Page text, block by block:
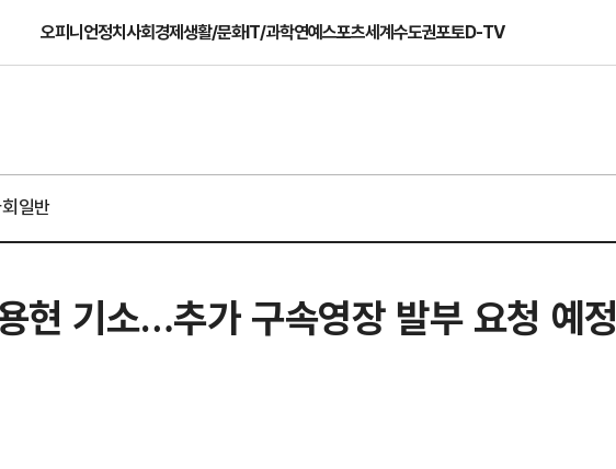
오피니언정치사회경제생활/문화IT/과학연예스포츠세계수도권포토D-TV
일반
현 기소…추가 구속영장 발부 요청 예정